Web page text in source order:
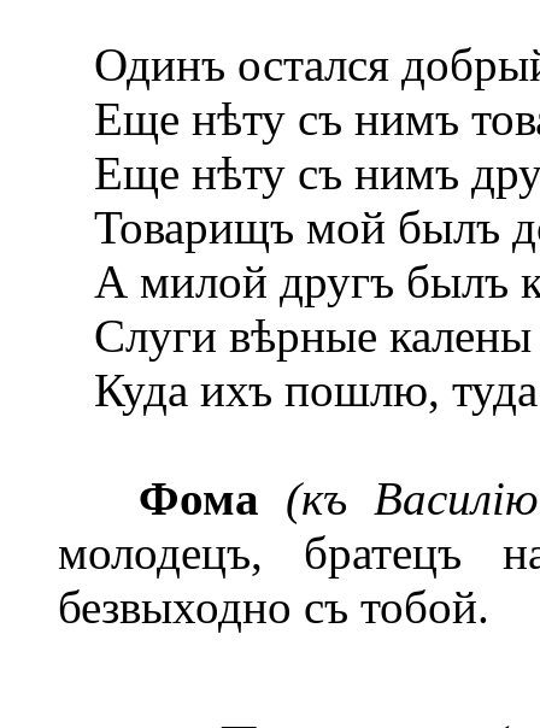
Одинъ остался
Еще нѣту съ нимъ
Еще нѣту съ нимъ
Товарищъ мой былъ
А милой другъ былъ
Слуги вѣрные
Куда ихъ пошлю,
Фома (къ
молодецъ, братецъ
безвыходно съ тобой.